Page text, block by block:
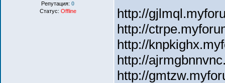
Репутация: 0
Статус: Offline
http://
http://
http://
http://
http://